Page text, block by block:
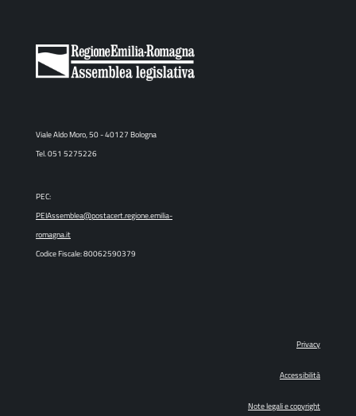
Viale Aldo Moro, 50 - 40127 Bologna
Tel. 051 5275226
PEC:
PEIAssemblea@postacert.regione.emilia-
romagna.it
Codice Fiscale: 80062590379
Privacy
Accessibilità
Note legali e copyright